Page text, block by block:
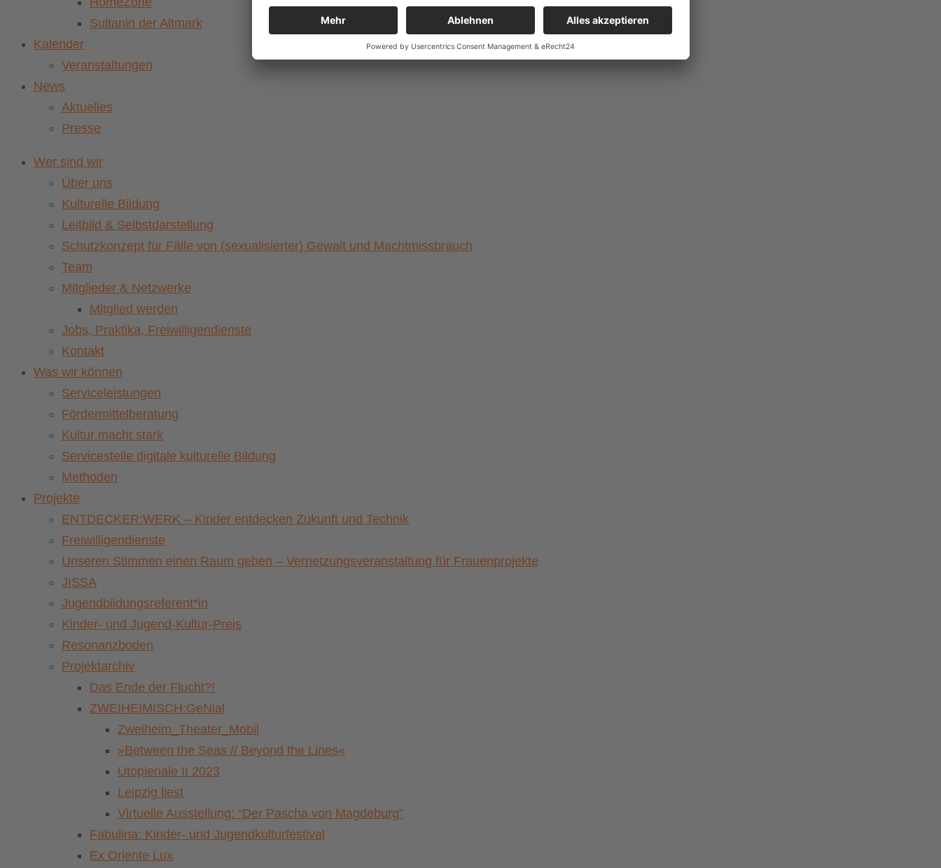
Sultanin der Altmark
Kalender
Veranstaltungen
News
Aktuelles
Presse
Wer sind wir
Über uns
Kulturelle Bildung
Leitbild & Selbstdarstellung
Schutzkonzept für Fälle von (sexualisierter) Gewalt und Machtmissbrauch
Team
Mitglieder & Netzwerke
Mitglied werden
Jobs, Praktika, Freiwilligendienste
Kontakt
Was wir können
Serviceleistungen
Fördermittelberatung
Kultur macht stark
Servicestelle digitale kulturelle Bildung
Methoden
Projekte
ENTDECKER:WERK – Kinder entdecken Zukunft und Technik
Freiwilligendienste
Unseren Stimmen einen Raum geben – Vernetzungsveranstaltung für Frauenprojekte
JISSA
Jugendbildungsreferent*in
Kinder- und Jugend-Kultur-Preis
Resonanzboden
Projektarchiv
Das Ende der Flucht?!
ZWEIHEIMISCH:GeNial
Zweiheim_Theater_Mobil
»Between the Seas // Beyond the Lines«
Utopienale II 2023
Leipzig liest
Virtuelle Ausstellung: “Der Pascha von Magdeburg”
Fabulina: Kinder- und Jugendkulturfestival
Ex Oriente Lux